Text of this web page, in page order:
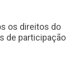
os direitos do
de participação